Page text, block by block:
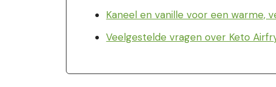
Kaneel en vanille voor een warme,
Veelgestelde vragen over Keto